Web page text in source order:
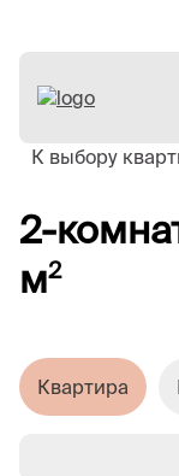
К выбору
2-
м2
Квартира